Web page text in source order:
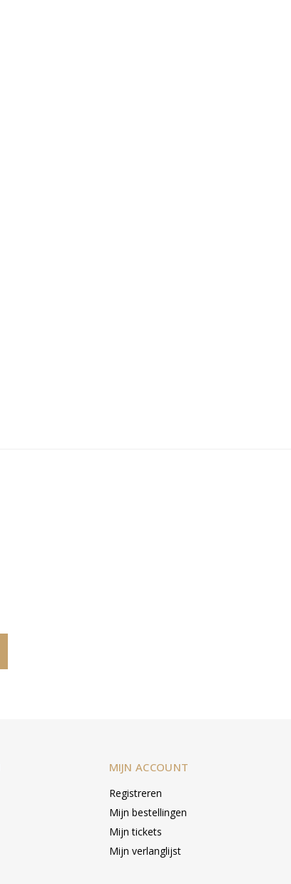
MIJN ACCOUNT
Registreren
Mijn bestellingen
Mijn tickets
Mijn verlanglijst